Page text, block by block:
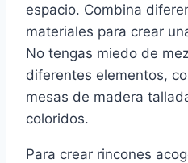
espacio. Combina
materiales para crear
No tengas miedo de
diferentes elementos,
mesas de madera
coloridos.
Para crear rincones